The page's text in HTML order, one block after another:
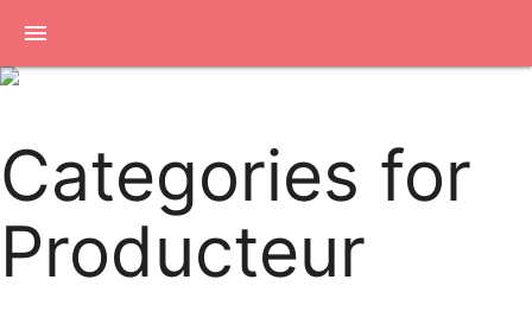
menu
Categories for
Producteur